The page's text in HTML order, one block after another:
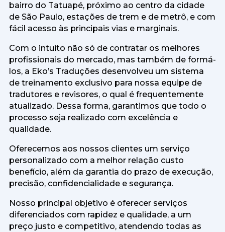
bairro do Tatuapé, próximo ao centro da cidade
de São Paulo, estações de trem e de metrô, e com
fácil acesso às principais vias e marginais.
Com o intuito não só de contratar os melhores
profissionais do mercado, mas também de formá-
los, a Eko’s Traduções desenvolveu um sistema
de treinamento exclusivo para nossa equipe de
tradutores e revisores, o qual é frequentemente
atualizado. Dessa forma, garantimos que todo o
processo seja realizado com excelência e
qualidade.
Oferecemos aos nossos clientes um serviço
personalizado com a melhor relação custo
benefício, além da garantia do prazo de execução,
precisão, confidencialidade e segurança.
Nosso principal objetivo é oferecer serviços
diferenciados com rapidez e qualidade, a um
preço justo e competitivo, atendendo todas as